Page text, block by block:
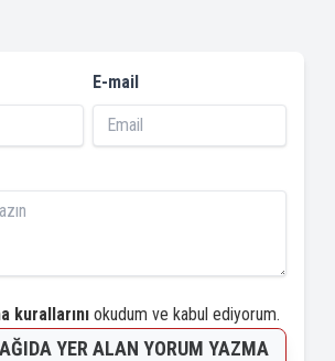
E-mail
kurallarını okudum ve kabul ediyorum.
YER ALAN YORUM YAZMA